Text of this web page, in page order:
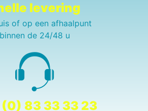
levering
of op een afhaalpunt
binnen de 24/48 u
(0) 83 33 33 23